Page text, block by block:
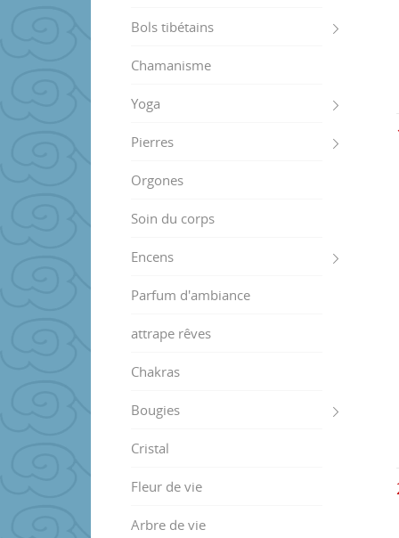
Bols tibétains
Chamanisme
Yoga
Pierres
Orgones
Soin du corps
Encens
Parfum d'ambiance
attrape rêves
Chakras
Bougies
Cristal
Fleur de vie
Arbre de vie